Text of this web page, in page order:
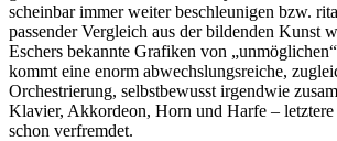
scheinbar immer weiter beschleunigen bzw.
passender Vergleich aus der bildenden Kunst
Eschers bekannte Grafiken von
kommt eine enorm abwechslungsreiche,
Orchestrierung, selbstbewusst irgendwie
Klavier, Akkordeon, Horn und Harfe –
schon verfremdet.